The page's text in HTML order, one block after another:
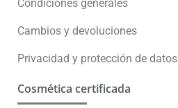
Condiciones generales
Cambios y devoluciones
Privacidad y protección de datos
Cosmética certificada